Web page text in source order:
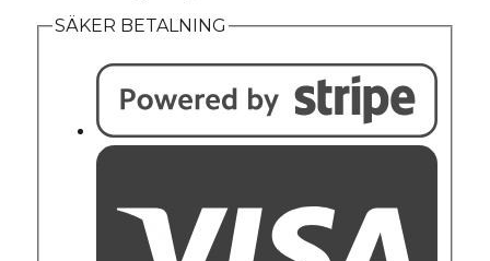
SÄKER BETALNING